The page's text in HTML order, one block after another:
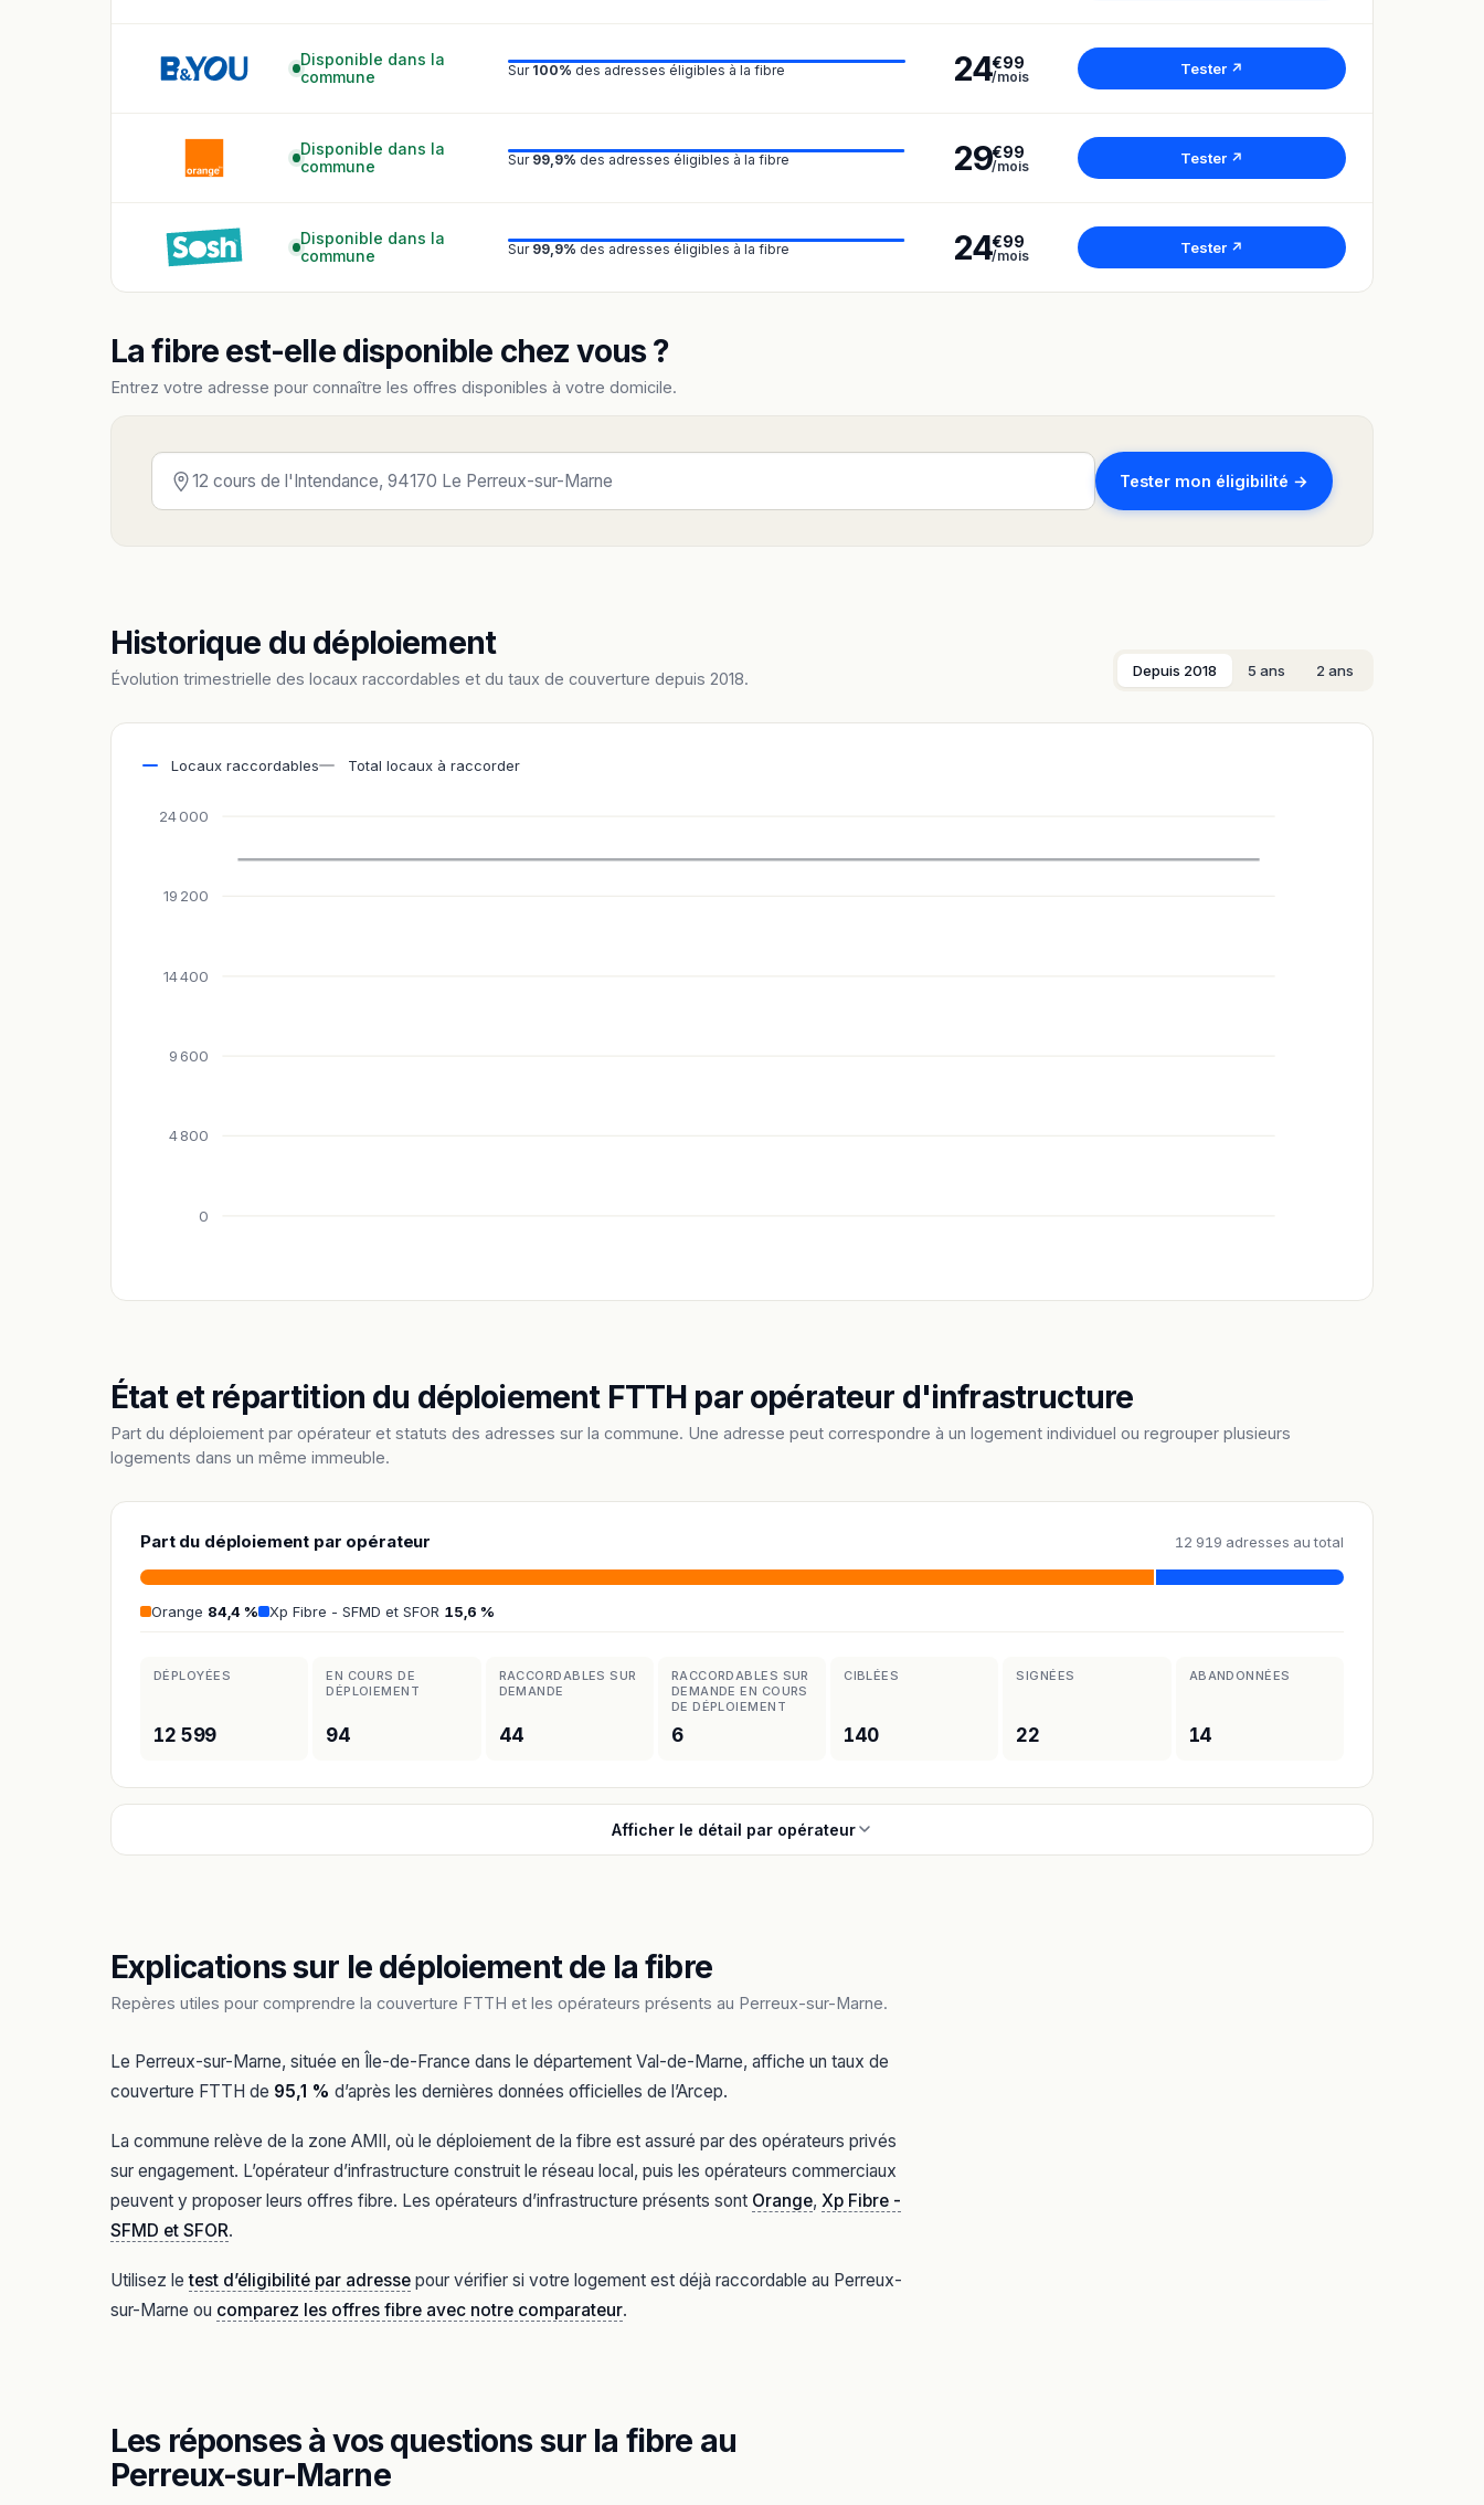
Disponible dans la
commune
Sur 100% des adresses éligibles à la fibre 24€99
/mois Tester ↗
Disponible dans la
commune
Sur 99,9% des adresses éligibles à la fibre 29€99
/mois Tester ↗
Disponible dans la
commune
Sur 99,9% des adresses éligibles à la fibre 24€99
/mois Tester ↗
La fibre est-elle disponible chez vous ?
Entrez votre adresse pour connaître les offres disponibles à votre domicile.
Tester mon éligibilité →
Historique du déploiement
Évolution trimestrielle des locaux raccordables et du taux de couverture depuis 2018. Depuis 2018 5 ans 2 ans
Locaux raccordables Total locaux à raccorder
0
4 800
9 600
14 400
19 200
24 000
État et répartition du déploiement FTTH par opérateur d'infrastructure
Part du déploiement par opérateur et statuts des adresses sur la commune. Une adresse peut correspondre à un logement individuel ou regrouper plusieurs
logements dans un même immeuble.
Part du déploiement par opérateur 12 919 adresses au total
Orange 84,4 % Xp Fibre - SFMD et SFOR 15,6 %
DÉPLOYÉES
12 599
EN COURS DE
DÉPLOIEMENT
94
RACCORDABLES SUR
DEMANDE
44
RACCORDABLES SUR
DEMANDE EN COURS
DE DÉPLOIEMENT
6
CIBLÉES
140
SIGNÉES
22
ABANDONNÉES
14
Afficher le détail par opérateur
Explications sur le déploiement de la fibre
Repères utiles pour comprendre la couverture FTTH et les opérateurs présents au Perreux-sur-Marne.
Le Perreux-sur-Marne, située en Île-de-France dans le département Val-de-Marne, affiche un taux de
couverture FTTH de 95,1 % d’après les dernières données officielles de l’Arcep.
La commune relève de la zone AMII, où le déploiement de la fibre est assuré par des opérateurs privés
sur engagement. L’opérateur d’infrastructure construit le réseau local, puis les opérateurs commerciaux
peuvent y proposer leurs offres fibre. Les opérateurs d’infrastructure présents sont Orange, Xp Fibre -
SFMD et SFOR.
Utilisez letest d’éligibilité par adresse pour vérifier si votre logement est déjà raccordable au Perreux-
sur-Marne ou comparez les offres fibre avec notre comparateur.
Les réponses à vos questions sur la fibre au
Perreux-sur-Marne